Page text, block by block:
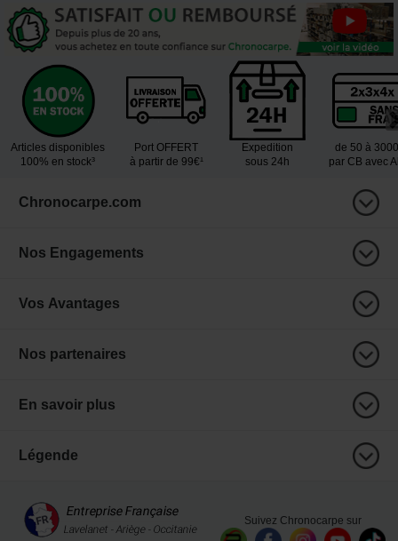
Articles disponibles
100% en stock³
Port OFFERT
à partir de 99€¹
Expedition
sous 24h
de 50 à
par CB avec
Chronocarpe.com
Nos Engagements
Vos Avantages
Nos partenaires
En savoir plus
Légende
Suivez Chronocarpe sur